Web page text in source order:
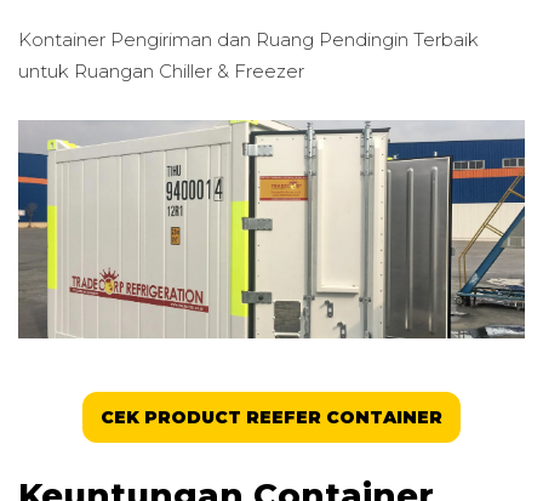
Kontainer Pengiriman dan Ruang Pendingin Terbaik
untuk Ruangan Chiller & Freezer
CEK PRODUCT REEFER CONTAINER